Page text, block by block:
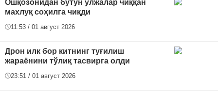
Ошқозонидан бутун ўлжалар чиққан
махлуқ соҳилга чиқди
11:53 / 01 август 2026
Дрон илк бор китнинг туғилиш
жараёнини тўлиқ тасвирга олди
23:51 / 01 август 2026